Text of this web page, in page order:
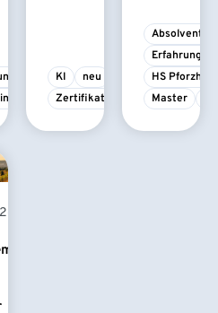
KI
neu
Zertifikatskurs
Absolvent/-
HS
Master